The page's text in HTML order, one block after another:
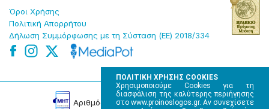
ΠΟΛΙΤΙΚΗ ΧΡΗΣΗΣ COOKIES
Χρησιμοποιούμε Cookies για τη
διασφάλιση της καλύτερης περιήγησης
στο www.proinoslogos.gr. Αν συνεχίσετε
Όροɩ Χρήσης
Πολɩτɩκή Απορρήτου
Δήλωση Συμμόρφωσης με τη Σύσταση (ΕΕ) 2018/334
Αρɩθμός Πɩστοποίησης Μ.Η.Τ. 220242